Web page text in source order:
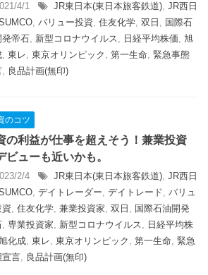
4/1 JR東日本(東日本旅客鉄道), JR西日
, バリュー投資, 住友化学, 双日 , 国際石
発帝石, 新型コロナウイルス, 日経平均株価, 旭
, 東レ, 東京オリンピック , 第一生命, 緊急事態
, 良品計画(無印)
のコツ
の利益が仕事を超えそう！兼業投資
ビューも近いかも。
2/4 JR東日本(東日本旅客鉄道), JR西日
, デイトレーダー, デイトレード, バリュ
資, 住友化学, 兼業投資家, 双日 , 国際石油開発
, 専業投資家, 新型コロナウイルス, 日経平均株
化成, 東レ, 東京オリンピック , 第一生命, 緊急
宣言, 良品計画(無印)